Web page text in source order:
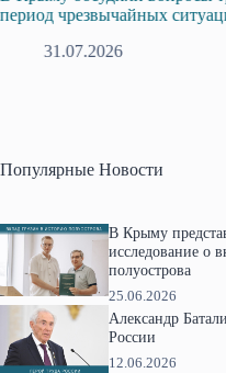
профсоюзов Крыма
28.07.2026
Популярные Новости
В Крыму
исследование о
полуострова
25.06.2026
Александр
России
12.06.2026